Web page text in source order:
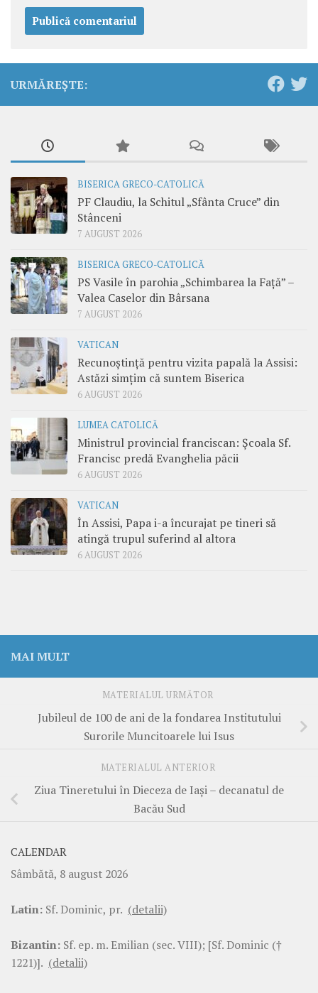
URMĂREȘTE:
BISERICA GRECO-CATOLICĂ
PF Claudiu, la Schitul „Sfânta Cruce” din
Stânceni
7 AUGUST 2026
BISERICA GRECO-CATOLICĂ
PS Vasile în parohia „Schimbarea la Față” –
Valea Caselor din Bârsana
7 AUGUST 2026
VATICAN
Recunoștință pentru vizita papală la Assisi:
Astăzi simțim că suntem Biserica
6 AUGUST 2026
LUMEA CATOLICĂ
Ministrul provincial franciscan: Școala Sf.
Francisc predă Evanghelia păcii
6 AUGUST 2026
VATICAN
În Assisi, Papa i-a încurajat pe tineri să
atingă trupul suferind al altora
6 AUGUST 2026
MAI MULT
MATERIALUL URMĂTOR
Jubileul de 100 de ani de la fondarea Institutului
Surorile Muncitoarele lui Isus
MATERIALUL ANTERIOR
Ziua Tineretului în Dieceza de Iași – decanatul de
Bacău Sud
CALENDAR
Sâmbătă, 8 august 2026
Latin: Sf. Dominic, pr. (detalii)
Bizantin: Sf. ep. m. Emilian (sec. VIII); [Sf. Dominic (†
1221)]. (detalii)